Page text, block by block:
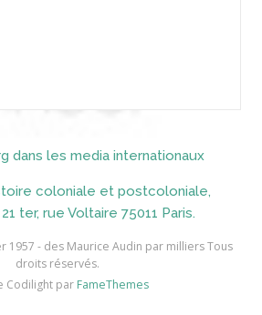
dans les media internationaux
coloniale et postcoloniale,
ter, rue Voltaire 75011 Paris.
1957 - des Maurice Audin par milliers Tous
droits réservés.
Codilight par FameThemes